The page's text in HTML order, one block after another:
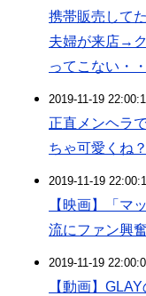
携帯販売して
夫婦が来店→
ってこない・・
2019-11-19
正直メンヘラ
ちゃ可愛くね？
2019-11-19
【映画】「マ
流にファン興奮
2019-11-19
【動画】